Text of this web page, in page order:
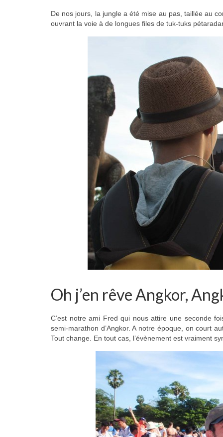
De nos jours, la jungle a été mise au pas, taillée au
ouvrant la voie à de longues files de tuk-tuks
Oh j’en rêve Angkor,
C’est notre ami Fred qui nous attire une seconde
semi-marathon d’Angkor. A notre époque, on court
Tout change. En tout cas, l’évènement est vraiment